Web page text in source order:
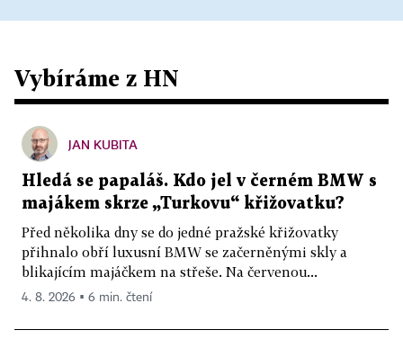
Vybíráme z HN
JAN KUBITA
Hledá se papaláš. Kdo jel v černém BMW s
majákem skrze „Turkovu“ křižovatku?
Před několika dny se do jedné pražské křižovatky
přihnalo obří luxusní BMW se začerněnými skly a
blikajícím majáčkem na střeše. Na červenou...
4. 8. 2026 ▪ 6 min. čtení